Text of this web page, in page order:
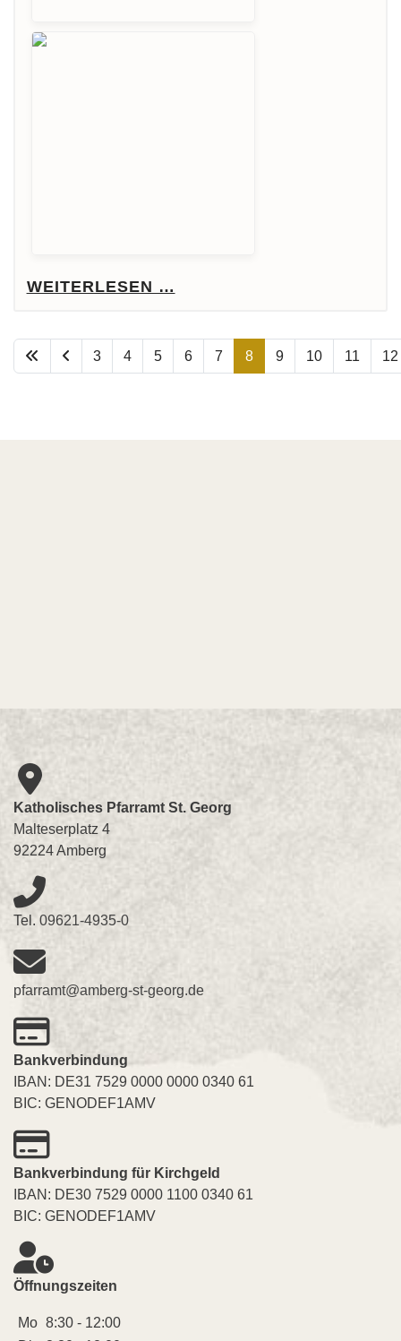
WEITERLESEN …
3 4 5 6 7 8 9 10 11 12
Katholisches Pfarramt St. Georg
Malteserplatz 4
92224 Amberg
Tel. 09621-4935-0
pfarramt@amberg-st-georg.de
Bankverbindung
IBAN: DE31 7529 0000 0000 0340 61
BIC: GENODEF1AMV
Bankverbindung für Kirchgeld
IBAN: DE30 7529 0000 1100 0340 61
BIC: GENODEF1AMV
Öffnungszeiten
Mo 8:30 - 12:00